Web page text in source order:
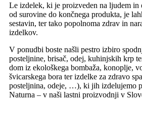
Le izdelek, ki je proizveden na ljudem in
od surovine do končnega produkta, je
sestavin, ter tako popolnoma zdrav in
izdelkov.
V ponudbi boste našli pestro izbiro
posteljnine, brisač, odej, kuhinjskih krp
dom iz ekološkega bombaža, konoplje,
švicarskega bora ter izdelke za zdravo
posteljnina, odeje, …), ki jih izdelujemo
Naturna – v naši lastni proizvodnji v